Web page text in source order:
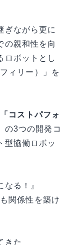
ぎながら更に
の親和性を向
ロボットとし
ィリー）」を
コストパフォ
の3つの開発コ
型協働ロボッ
なる！』
関係性を築け
きた